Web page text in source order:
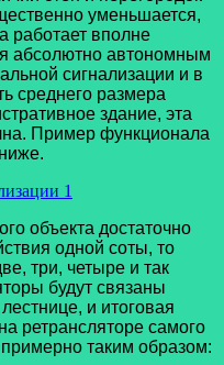
уменьшается,
работает вполне
абсолютно автономным
сигнализации и в
среднего размера
здание, эта
Пример функционала
объекта достаточно
одной соты, то
три, четыре и так
будут связаны
и итоговая
ретрансляторе самого
таким образом: